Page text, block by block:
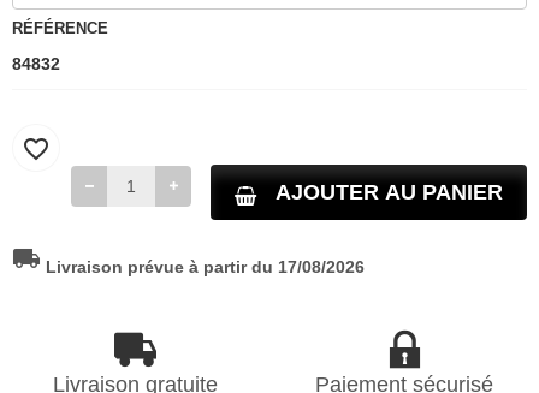
RÉFÉRENCE
84832
AJOUTER AU PANIER
favorite_border
local_shipping Livraison prévue à partir du 17/08/2026
Livraison gratuite Paiement sécurisé